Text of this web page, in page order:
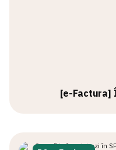
[e-Factura]